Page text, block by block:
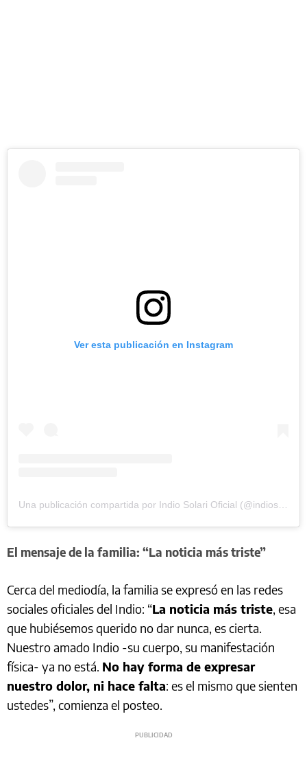
Ver esta publicación en Instagram
El mensaje de la familia: “La noticia más triste”
Cerca del mediodía, la familia se expresó en las redes
sociales oficiales del Indio: “La noticia más triste, esa
que hubiésemos querido no dar nunca, es cierta.
Nuestro amado Indio -su cuerpo, su manifestación
física- ya no está. No hay forma de expresar
nuestro dolor, ni hace falta: es el mismo que sienten
ustedes”, comienza el posteo.